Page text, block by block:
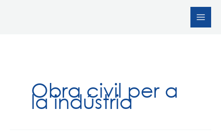
Obra civil per a
la indústria